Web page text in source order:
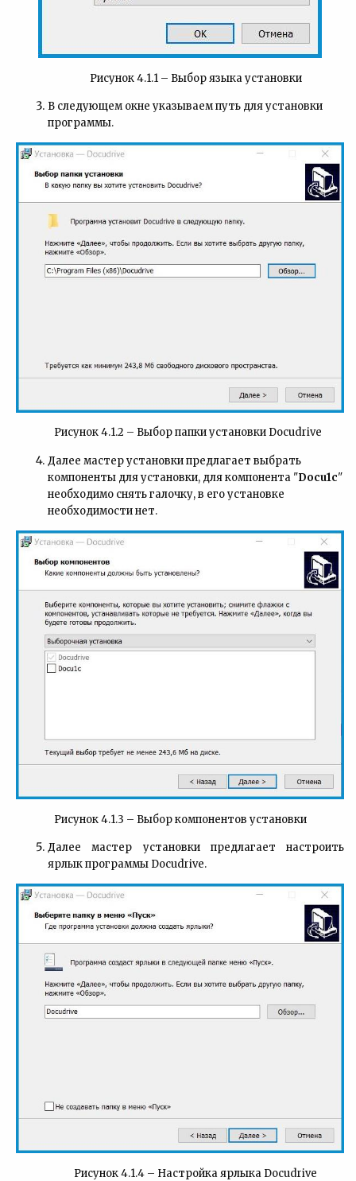
Рисунок 4.1.1 – Выбор языка установки
В следующем окне указываем путь для установки
программы.
Рисунок 4.1.2 – Выбор папки установки Docudrive
Далее мастер установки предлагает выбрать
компоненты для установки, для компонента "Docu1c"
необходимо снять галочку, в его установке
необходимости нет.
Рисунок 4.1.3 – Выбор компонентов установки
Далее мастер установки предлагает настроить
ярлык программы Docudrive.
Рисунок 4.1.4 – Настройка ярлыка Docudrive